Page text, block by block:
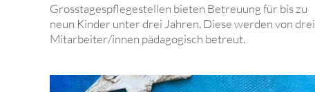
Grosstagespflegestellen bieten Betreuung für bis zu
neun Kinder unter drei Jahren. Diese werden von drei
Mitarbeiter/innen pädagogisch betreut.